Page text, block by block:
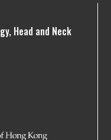
Head and Neck